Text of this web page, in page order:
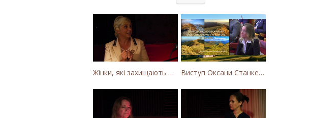
Жінки, які захищають Карпати. Як громада села Калини захищає річку Тересву від забудови МГЕС Виступ Оксани Станкевич-Волосянчук про будівництво вітропарків у Закарпатській області